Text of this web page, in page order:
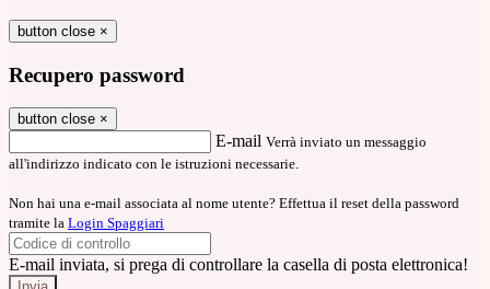
button close ×
Recupero password
button close ×
E-mail Verrà inviato un messaggio
all'indirizzo indicato con le istruzioni necessarie.
Non hai una e-mail associata al nome utente? Effettua il reset della password
tramite la Login Spaggiari
E-mail inviata, si prega di controllare la casella di posta elettronica!